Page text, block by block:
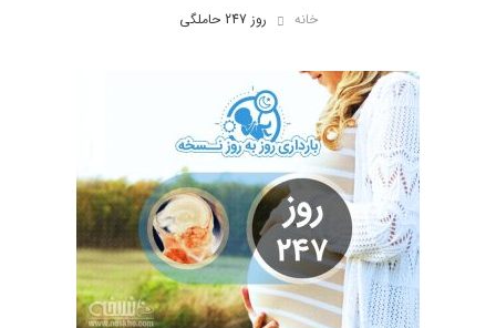
خانه روز 247 حاملگی